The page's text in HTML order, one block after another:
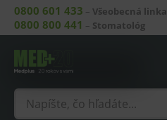
0800 601 433 – Všeobecná linka
0800 800 441 – Stomatológ